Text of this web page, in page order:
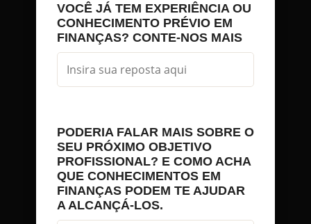
VOCÊ JÁ TEM EXPERIÊNCIA OU
CONHECIMENTO PRÉVIO EM
FINANÇAS? CONTE-NOS MAIS
PODERIA FALAR MAIS SOBRE O
SEU PRÓXIMO OBJETIVO
PROFISSIONAL? E COMO ACHA
QUE CONHECIMENTOS EM
FINANÇAS PODEM TE AJUDAR
A ALCANÇÁ-LOS.